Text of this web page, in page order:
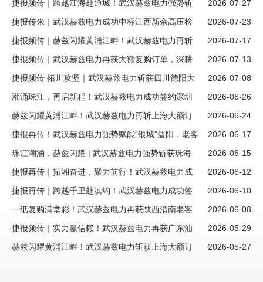
2026-07-27
捷报频传｜跨越江海赴通城！武汉赫兹电力强势斩
获江苏南通大额新客户订单
2026-07-23
捷报传来｜武汉赫兹电力成功中标江西新余高压检
测设备项目，开拓赣鄱市场新版图！
2026-07-17
捷报频传｜赫兹闪耀黄浦江畔！武汉赫兹电力再斩
上海大额订单，续写跨区域合作新篇章
2026-07-13
捷报频传｜武汉赫兹电力再获大额复购订单，深耕
四川德阳市场！
2026-07-08
捷报频传 拓川攻坚｜武汉赫兹电力斩获四川德阳大
额新客户订单！
2026-06-26
潮涌珠江，再启新程！武汉赫兹电力成功签约深圳
大额新订单
2026-06-24
赫兹闪耀黄浦江畔！武汉赫兹电力再斩上海大额订
单，续写跨区域合作新篇章
2026-06-17
捷报再传！武汉赫兹电力强势赋能“银城”益阳，老客
户复购大单彰显硬核实力！
2026-06-15
珠江潮涌，赫兹闪耀 | 武汉赫兹电力强势斩获珠海
大额新订单！
2026-06-12
捷报再传｜拓湘奋进，聚力前行！武汉赫兹电力成
功签约湖南株洲大额新订单
2026-06-10
捷报再传｜跨越千里赴滇约！武汉赫兹电力成功签
约昆明新客户大额订单，西南市场再添重磅伙伴
2026-06-08
一纸复购满堂彩！武汉赫兹电力再获陕西渭南老客
户信赖，续写“信任长歌”新篇章
2026-05-29
捷报频传｜实力赢信赖！武汉赫兹电力再获广东汕
头老客户大额复购订单
2026-05-27
赫兹闪耀黄浦江畔！武汉赫兹电力斩获上海大额订